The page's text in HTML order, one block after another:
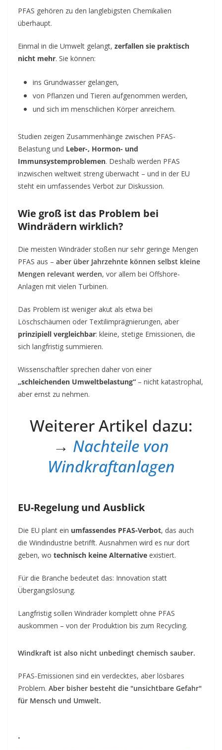
PFAS gehören zu den langlebigsten Chemikalien
überhaupt.
Einmal in die Umwelt gelangt, zerfallen sie praktisch
nicht mehr. Sie können:
ins Grundwasser gelangen,
von Pflanzen und Tieren aufgenommen werden,
und sich im menschlichen Körper anreichern.
Studien zeigen Zusammenhänge zwischen PFAS-
Belastung und Leber-, Hormon- und
Immunsystemproblemen. Deshalb werden PFAS
inzwischen weltweit streng überwacht – und in der EU
steht ein umfassendes Verbot zur Diskussion.
Wie groß ist das Problem bei
Windrädern wirklich?
Die meisten Windräder stoßen nur sehr geringe Mengen
PFAS aus – aber über Jahrzehnte können selbst kleine
Mengen relevant werden, vor allem bei Offshore-
Anlagen mit vielen Turbinen.
Das Problem ist weniger akut als etwa bei
Löschschäumen oder Textilimprägnierungen, aber
prinzipiell vergleichbar: kleine, stetige Emissionen, die
sich langfristig summieren.
Wissenschaftler sprechen daher von einer
„schleichenden Umweltbelastung“ – nicht katastrophal,
aber ernst zu nehmen.
Weiterer Artikel dazu:
→ Nachteile von
Windkraftanlagen
EU-Regelung und Ausblick
Die EU plant ein umfassendes PFAS-Verbot, das auch
die Windindustrie betrifft. Ausnahmen wird es nur dort
geben, wo technisch keine Alternative existiert.
Für die Branche bedeutet das: Innovation statt
Übergangslösung.
Langfristig sollen Windräder komplett ohne PFAS
auskommen – von der Produktion bis zum Recycling.
Windkraft ist also nicht unbedingt chemisch sauber.
PFAS-Emissionen sind ein verdecktes, aber lösbares
Problem. Aber bisher besteht die "unsichtbare Gefahr"
für Mensch und Umwelt.
.